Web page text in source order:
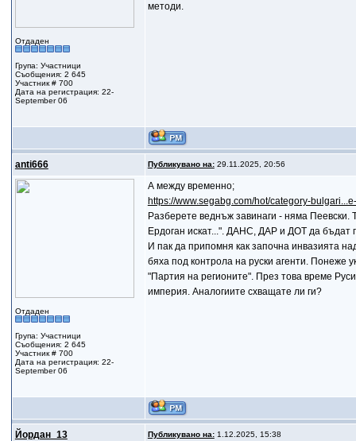
Отдаден
Група: Участници
Съобщения: 2 645
Участник # 700
Дата на регистрация: 22-
September 06
методи.
anti666 Публикувано на:29.11.2025, 20:56
Отдаден
Група: Участници
Съобщения: 2 645
Участник # 700
Дата на регистрация: 22-
September 06
А между временно;
https://www.segabg.com/hot/category-
Разберете веднъж завинаги - няма
Ердоган искат...". ДАНС, ДАР и ДОТ да бъдат
И пак да припомня как започна инвазията
бяха под контрола на руски агенти. Понеже
"Партия на регионите". През това време
империя. Аналогиите схващате ли ги?
Йордан_13 Публикувано на:1.12.2025, 15:38